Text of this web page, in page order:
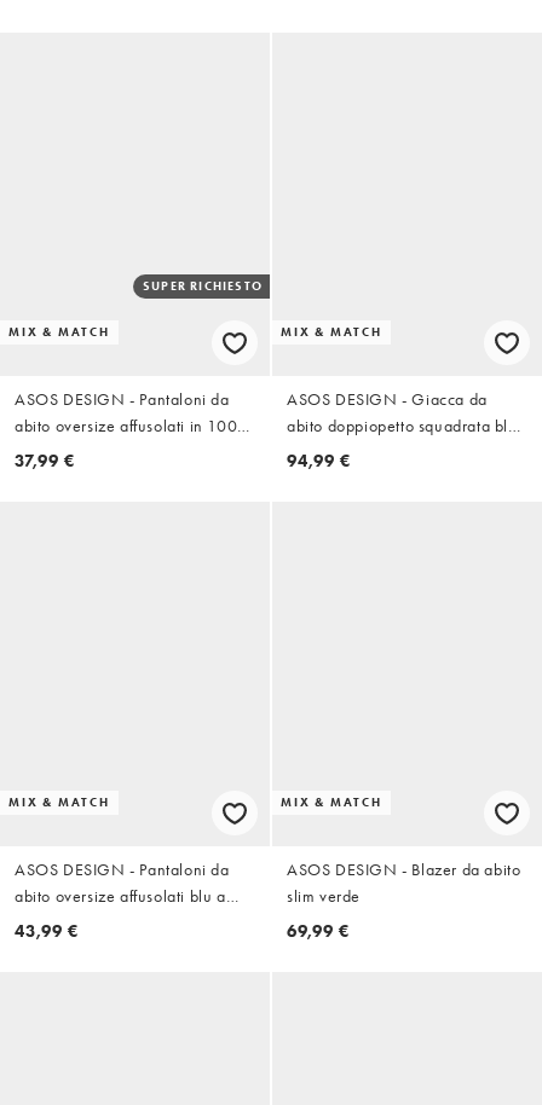
MIX & MATCH
SUPER RICHIESTO
ASOS DESIGN - Pantaloni da
abito oversize affusolati in 100%
cotone effetto lino arancione
37,99 €
MIX & MATCH
ASOS DESIGN - Giacca da
abito doppiopetto squadrata blu
a spina di pesce con scollo
94,99 €
MIX & MATCH
ASOS DESIGN - Pantaloni da
abito oversize affusolati blu a
spina di pesce
43,99 €
MIX & MATCH
ASOS DESIGN - Blazer da abito
slim verde
69,99 €